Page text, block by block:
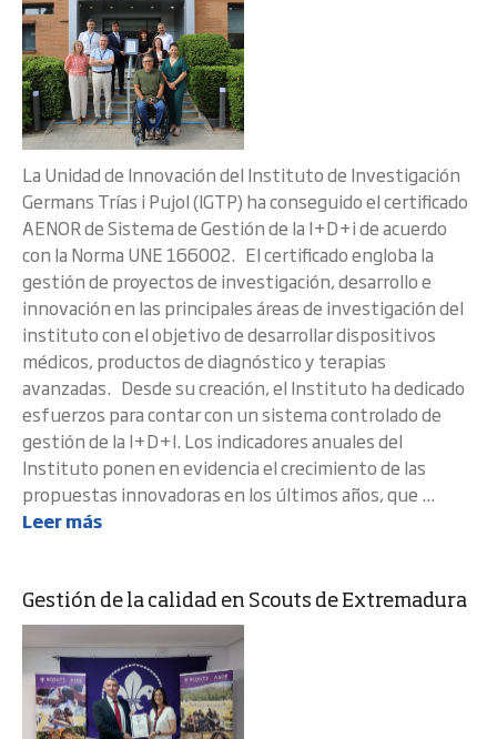
La Unidad de Innovación del Instituto de Investigación
Germans Trías i Pujol (IGTP) ha conseguido el certificado
AENOR de Sistema de Gestión de la I+D+i de acuerdo
con la Norma UNE 166002. El certificado engloba la
gestión de proyectos de investigación, desarrollo e
innovación en las principales áreas de investigación del
instituto con el objetivo de desarrollar dispositivos
médicos, productos de diagnóstico y terapias
avanzadas. Desde su creación, el Instituto ha dedicado
esfuerzos para contar con un sistema controlado de
gestión de la I+D+I. Los indicadores anuales del
Instituto ponen en evidencia el crecimiento de las
propuestas innovadoras en los últimos años, que ...
Leer más
Gestión de la calidad en Scouts de Extremadura